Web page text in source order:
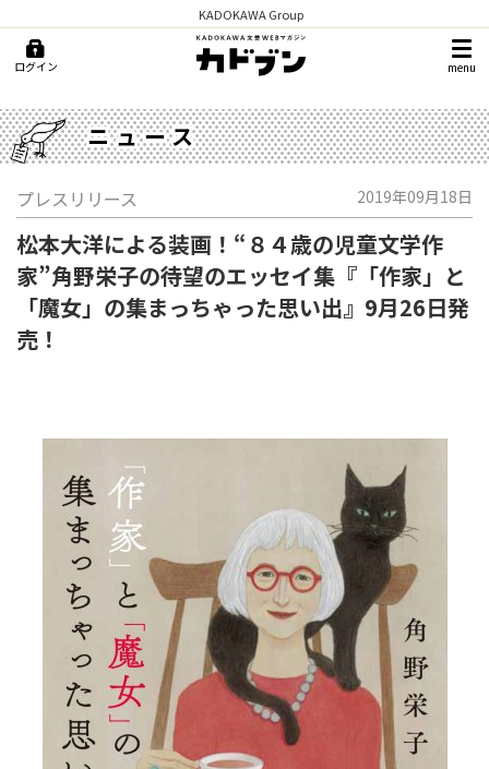
KADOKAWA Group
ログイン menu
ニュース
プレスリリース 2019年09月18日
松本大洋による装画！“８４歳の児童文学作
家”角野栄子の待望のエッセイ集『「作家」と
「魔女」の集まっちゃった思い出』9月26日発
売！